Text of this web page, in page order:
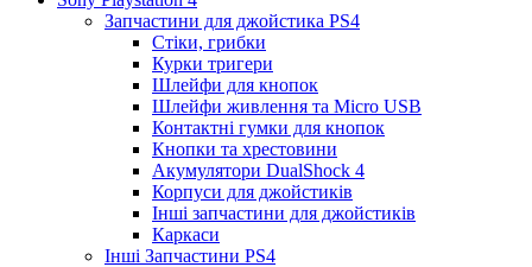
Запчастини для джойстика PS4
Стіки, грибки
Курки тригери
Шлейфи для кнопок
Шлейфи живлення та Micro USB
Контактні гумки для кнопок
Кнопки та хрестовини
Акумулятори DualShock 4
Корпуси для джойстиків
Інші запчастини для джойстиків
Каркаси
Інші Запчастини PS4